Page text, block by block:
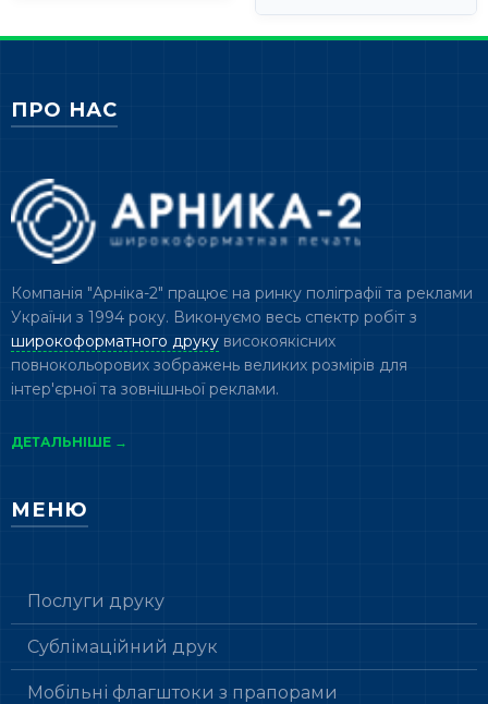
ПРО НАС
Компанія "Арніка-2" працює на ринку поліграфії та реклами
України з 1994 року. Виконуємо весь спектр робіт з
широкоформатного друкувисокоякісних
повнокольорових зображень великих розмірів для
інтер'єрної та зовнішньої реклами.
ДЕТАЛЬНІШЕ →
МЕНЮ
Послуги друку
Сублімаційний друк
Мобільні флагштоки з прапорами